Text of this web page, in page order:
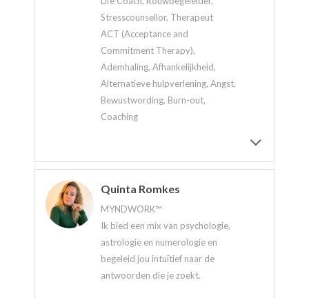
Stresscounsellor, Therapeut
ACT (Acceptance and
Commitment Therapy),
Ademhaling, Afhankelijkheid,
Alternatieve hulpverlening, Angst,
Bewustwording, Burn-out,
Coaching
Quinta Romkes
MYNDWORK™
Ik bied een mix van psychologie,
astrologie en numerologie en
begeleid jou intuïtief naar de
antwoorden die je zoekt.